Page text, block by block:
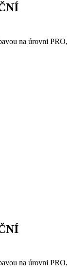
na úrovni PRO,
na úrovni PRO,